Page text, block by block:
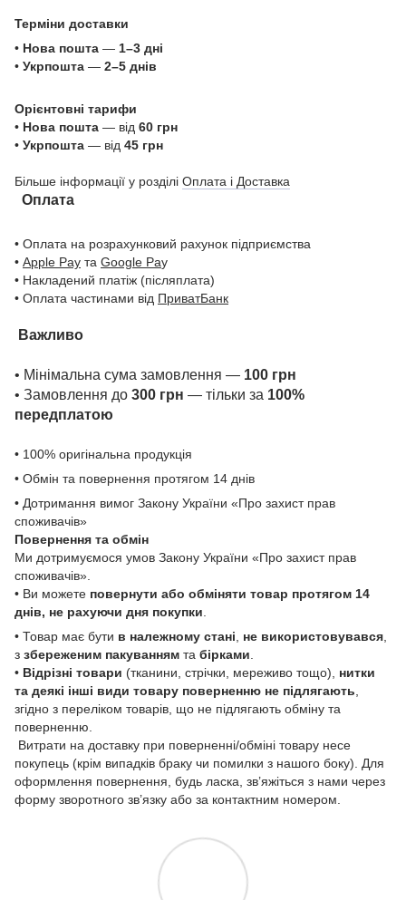
Терміни доставки
• Нова пошта — 1–3 дні
• Укрпошта — 2–5 днів
Орієнтовні тарифи
• Нова пошта — від 60 грн
• Укрпошта — від 45 грн
Більше інформації у розділі Оплата і Доставка
Оплата
• Оплата на розрахунковий рахунок підприємства
• Apple Pay та Google Pay
• Накладений платіж (післяплата)
• Оплата частинами від ПриватБанк
Важливо
• Мінімальна сума замовлення — 100 грн
• Замовлення до 300 грн — тільки за 100%
передплатою
• 100% оригінальна продукція
• Обмін та повернення протягом 14 днів
• Дотримання вимог Закону України «Про захист прав
споживачів»
Повернення та обмін
Ми дотримуємося умов Закону України «Про захист прав
споживачів».
• Ви можете повернути або обміняти товар протягом 14
днів, не рахуючи дня покупки
• Товар має бути в належному стані не використовувався
з збереженим пакуванням та бірками
• Відрізні товари (тканини, стрічки, мереживо тощо), нитки
та деякі інші види товару поверненню не підлягають
згідно з переліком товарів, що не підлягають обміну та
поверненню.
Витрати на доставку при поверненні/обміні товару несе
покупець (крім випадків браку чи помилки з нашого боку). Для
оформлення повернення, будь ласка, зв’яжіться з нами через
форму зворотного зв’язку або за контактним номером.